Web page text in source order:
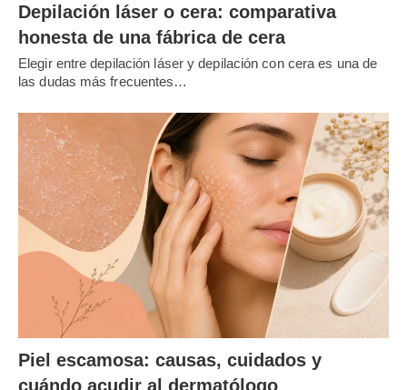
Depilación láser o cera: comparativa
honesta de una fábrica de cera
Elegir entre depilación láser y depilación con cera es una de
las dudas más frecuentes…
Piel escamosa: causas, cuidados y
cuándo acudir al dermatólogo